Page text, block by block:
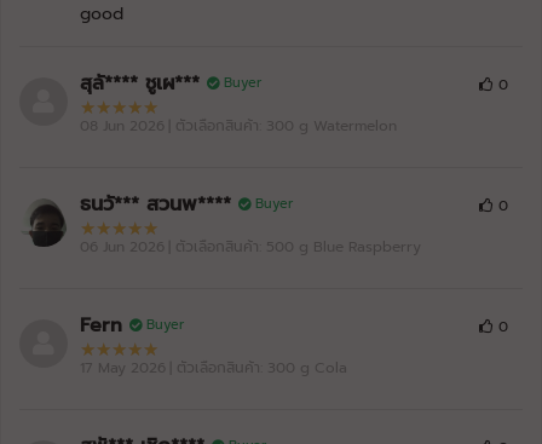
good
สุลั**** ชูเผ*** Buyer
08 Jun 2026 | ตัวเลือกสินค้า: 300 g Watermelon
0
ธนวั*** สวนพ**** Buyer
06 Jun 2026 | ตัวเลือกสินค้า: 500 g Blue Raspberry
0
Fern Buyer
17 May 2026 | ตัวเลือกสินค้า: 300 g Cola
0